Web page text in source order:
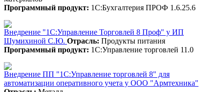
Программный продукт: 1С:Бухгалтерия ПРОФ 1.6.25.6
Внедрение "1С:Управление Торговлей 8 Проф" у ИП
Шумихиной С.Ю. Отрасль: Продукты питания
Программный продукт: 1С:Управление торговлей 11.0
Внедрение ПП "1С:Управление торговлей 8" для
автоматизации оперативного учета у ООО "Армтехника"